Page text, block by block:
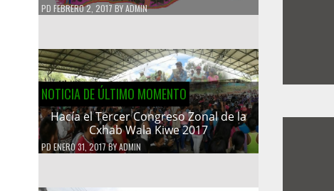
PD FEBRERO 2, 2017BYADMIN
NOTICIA DE ÚLTIMO MOMENTO
Hacía el Tercer Congreso Zonal de la
Cxhab Wala Kiwe 2017
PDENERO 31, 2017BYADMIN